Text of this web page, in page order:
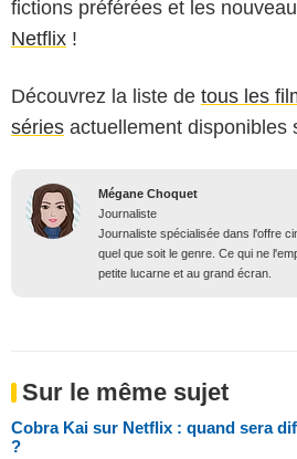
fictions préférées et les
Netflix !
Découvrez la liste de tous les
séries actuellement disponibles
Mégane Choquet
Journaliste
Journaliste spécialisée dans l'offre
quel que soit le genre. Ce qui ne
petite lucarne et au grand écran.
Sur le même sujet
Cobra Kai sur Netflix : quand sera
?